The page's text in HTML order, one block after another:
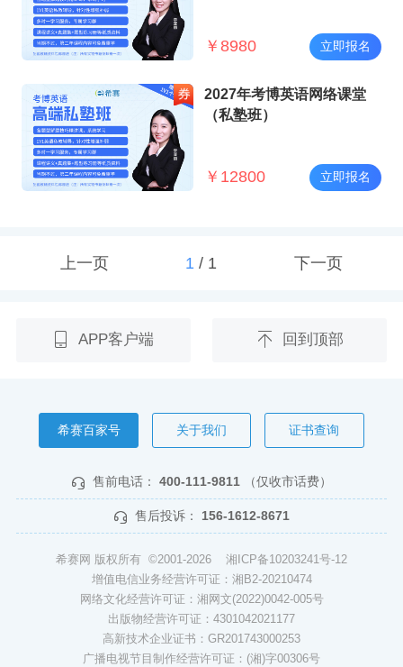
￥ 8980 立即报名
2027年考博英语网络课堂
（私塾班）
￥ 12800 立即报名
上一页 1/ 1 下一页
APP客户端 回到顶部
希赛百家号 关于我们 证书查询
售前电话： 400-111-9811 （仅收市话费）
售后投诉： 156-1612-8671
希赛网 版权所有 ©2001-2026 湘ICP备10203241号-12
增值电信业务经营许可证：湘B2-20210474
网络文化经营许可证：湘网文(2022)0042-005号
出版物经营许可证：4301042021177
高新技术企业证书：GR201743000253
广播电视节目制作经营许可证：(湘)字00306号